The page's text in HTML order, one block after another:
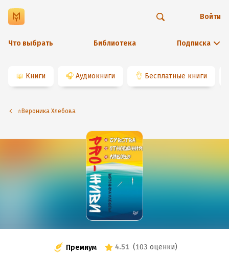
Что выбрать Библиотека Подписка
Войти
📖 Книги 🎧 Аудиокниги 👌 Бесплатные книги
⭐️Вероника Хлебова
Премиум 4.51 (103 оценки)